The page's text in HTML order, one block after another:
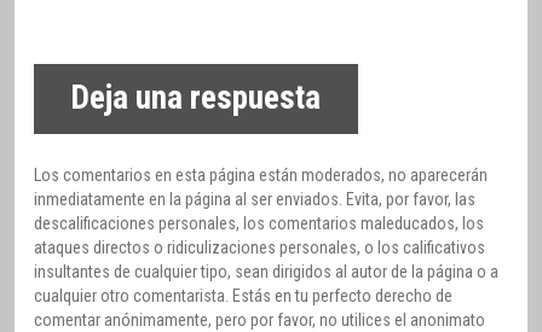
Deja una respuesta
Los comentarios en esta página están moderados, no aparecerán
inmediatamente en la página al ser enviados. Evita, por favor, las
descalificaciones personales, los comentarios maleducados, los
ataques directos o ridiculizaciones personales, o los calificativos
insultantes de cualquier tipo, sean dirigidos al autor de la página o a
cualquier otro comentarista. Estás en tu perfecto derecho de
comentar anónimamente, pero por favor, no utilices el anonimato